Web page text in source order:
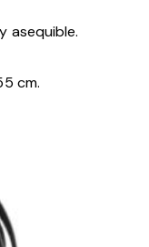
asequible.
cm.